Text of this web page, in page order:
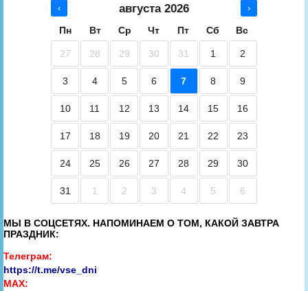
‹ августа 2026 ›
Пн Вт Ср Чт Пт Сб Вс
27 28 29 30 31 1 2
3 4 5 6 7 8 9
10 11 12 13 14 15 16
17 18 19 20 21 22 23
24 25 26 27 28 29 30
31 1 2 3 4 5 6
МЫ В СОЦСЕТЯХ. НАПОМИНАЕМ О ТОМ, КАКОЙ ЗАВТРА
ПРАЗДНИК:
Телеграм:
https://t.me/vse_dni
MAX: